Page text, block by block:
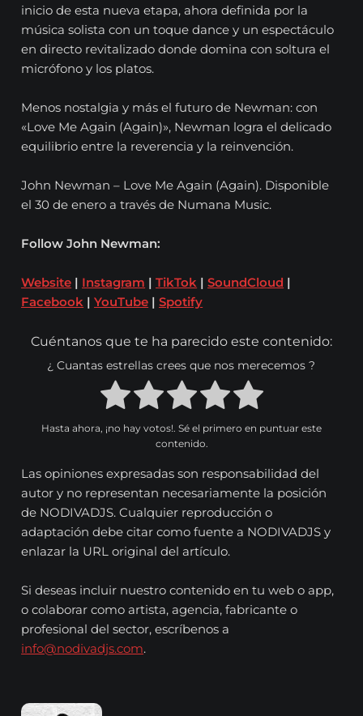
inicio de esta nueva etapa, ahora definida por la
música solista con un toque dance y un espectáculo
en directo revitalizado donde domina con soltura el
micrófono y los platos.
Menos nostalgia y más el futuro de Newman: con
«Love Me Again (Again)», Newman logra el delicado
equilibrio entre la reverencia y la reinvención.
John Newman – Love Me Again (Again). Disponible
el 30 de enero a través de Numana Music.
Follow John Newman:
Website | Instagram |TikTok |SoundCloud |
Facebook |YouTube |Spotify
Cuéntanos que te ha parecido este contenido:
¿ Cuantas estrellas crees que nos merecemos ?
Hasta ahora, ¡no hay votos!. Sé el primero en puntuar este
contenido.
Las opiniones expresadas son responsabilidad del
autor y no representan necesariamente la posición
de NODIVADJS. Cualquier reproducción o
adaptación debe citar como fuente a NODIVADJS y
enlazar la URL original del artículo.
Si deseas incluir nuestro contenido en tu web o app,
o colaborar como artista, agencia, fabricante o
profesional del sector, escríbenos a
info@nodivadjs.com.